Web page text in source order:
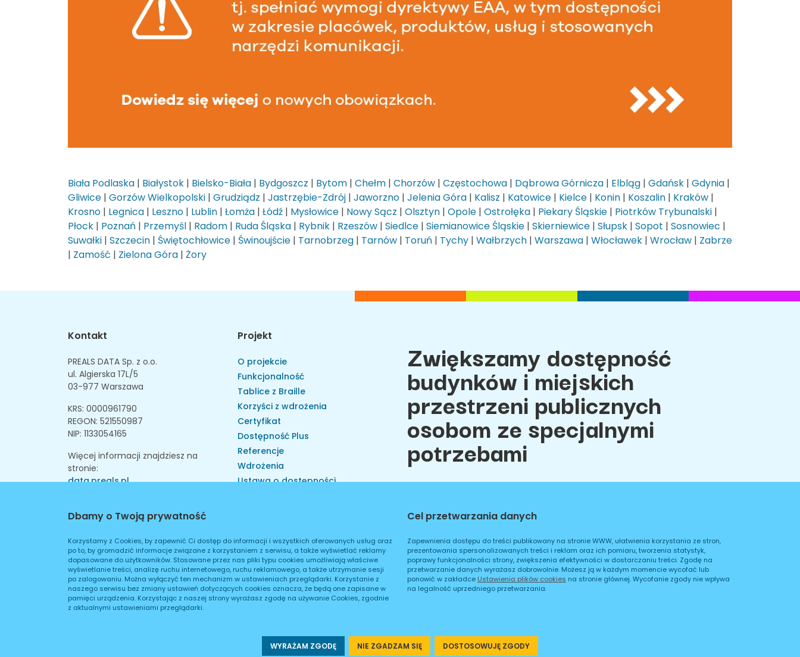
Biała Podlaska | Białystok | Bielsko-Biała | Bydgoszcz | Bytom | Chełm | Chorzów | Częstochowa | Dąbrowa Górnicza | Elbląg | Gdańsk | Gdynia |
Gliwice | Gorzów Wielkopolski | Grudziądz | Jastrzębie-Zdrój | Jaworzno | Jelenia Góra | Kalisz | Katowice | Kielce | Konin | Koszalin | Kraków |
Krosno | Legnica | Leszno | Lublin | Łomża | Łódź | Mysłowice | Nowy Sącz | Olsztyn | Opole | Ostrołęka | Piekary Śląskie | Piotrków Trybunalski |
Płock | Poznań | Przemyśl | Radom | Ruda Śląska | Rybnik | Rzeszów | Siedlce | Siemianowice Śląskie | Skierniewice | Słupsk | Sopot | Sosnowiec |
Suwałki | Szczecin | Świętochłowice | Świnoujście | Tarnobrzeg | Tarnów | Toruń | Tychy | Wałbrzych | Warszawa | Włocławek | Wrocław | Zabrze
| Zamość | Zielona Góra | Żory
Kontakt
PREALS DATA Sp. z o.o.
ul. Algierska 17L/5
03-977 Warszawa
KRS: 0000961790
REGON: 521550987
NIP: 1133054165
Więcej informacji znajdziesz na
stronie:
data.preals.pl
Projekt
O projekcie
Funkcjonalność
Tablice z Braille
Korzyści z wdrożenia
Certyfikat
Dostępność Plus
Referencje
Wdrożenia
Ustawa o dostępności
Walidator WCAG
Kontakt
Zwiększamy dostępność
budynków i miejskich
przestrzeni publicznych
osobom ze specjalnymi
potrzebami
Cookies Polityka prywatności
Dbamy o Twoją prywatność
Korzystamy z Cookies, by zapewnić Ci dostęp do informacji i wszystkich oferowanych usług oraz
po to, by gromadzić informacje związane z korzystaniem z serwisu, a także wyświetlać reklamy
dopasowane do użytkowników. Stosowane przez nas pliki typu cookies umożliwiają właściwe
wyświetlanie treści, analizę ruchu internetowego, ruchu reklamowego, a także utrzymanie sesji
po zalogowaniu. Można wyłączyć ten mechanizm w ustawieniach przeglądarki. Korzystanie z
naszego serwisu bez zmiany ustawień dotyczących cookies oznacza, że będą one zapisane w
pamięci urządzenia. Korzystając z naszej strony wyrażasz zgodę na używanie Cookies, zgodnie
z aktualnymi ustawieniami przeglądarki.
Cel przetwarzania danych
Zapewnienia dostępu do treści publikowany na stronie WWW, ułatwienia korzystania ze stron,
prezentowania spersonalizowanych treści i reklam oraz ich pomiaru, tworzenia statystyk,
poprawy funkcjonalności strony, zwiększenia efektywności w dostarczaniu treści. Zgodę na
przetwarzanie danych wyrażasz dobrowolnie. Możesz ją w każdym momencie wycofać lub
ponowić w zakładce Ustawienia plików cookies na stronie głównej. Wycofanie zgody nie wpływa
na legalność uprzedniego przetwarzania.
WYRAŻAM ZGODĘ NIE ZGADZAM SIĘ DOSTOSOWUJĘ ZGODY
Wszelkie Prawa Zastrzeżone © 2026 Preals Data. Wykonanie